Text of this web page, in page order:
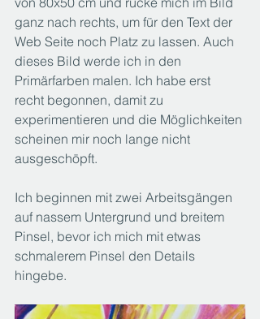
ganz nach rechts, um für den Text der
Web Seite noch Platz zu lassen. Auch
dieses Bild werde ich in den
Primärfarben malen. Ich habe erst
recht begonnen, damit zu
experimentieren und die Möglichkeiten
scheinen mir noch lange nicht
ausgeschöpft.
Ich beginnen mit zwei Arbeitsgängen
auf nassem Untergrund und breitem
Pinsel, bevor ich mich mit etwas
schmalerem Pinsel den Details
hingebe.